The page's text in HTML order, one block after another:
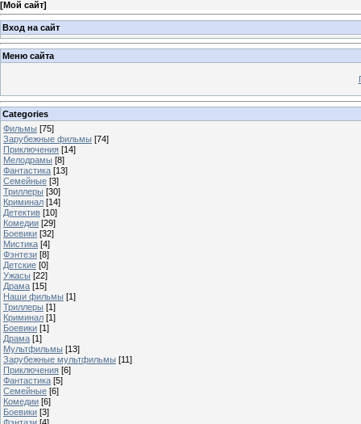
[Мой сайт]
Вход на сайт
Меню сайта
Categories
Фильмы [75]
Зарубежные фильмы [74]
Приключения [14]
Мелодрамы [8]
Фантастика [13]
Семейные [3]
Триллеры [30]
Криминал [14]
Детектив [10]
Комедии [29]
Боевики [32]
Мистика [4]
Фэнтези [8]
Детские [0]
Ужасы [22]
Драма [15]
Наши фильмы [1]
Триллеры [1]
Криминал [1]
Боевики [1]
Драма [1]
Мультфильмы [13]
Зарубежные мультфильмы [11]
Приключения [6]
Фантастика [5]
Семейные [6]
Комедии [6]
Боевики [3]